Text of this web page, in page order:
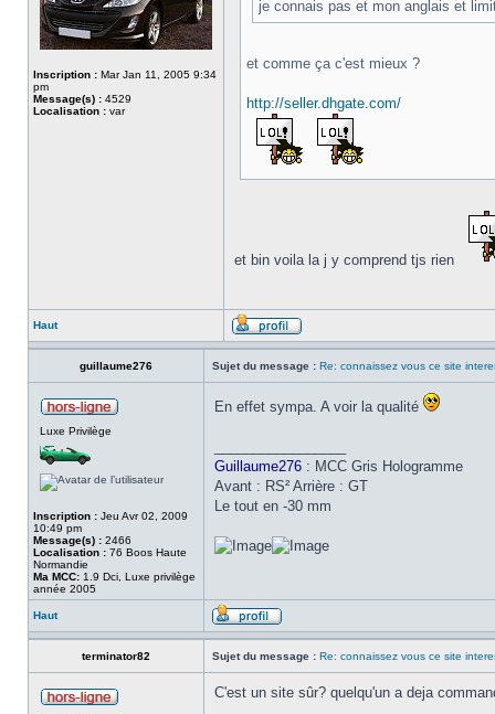
Inscription : Mar Jan 11, 2005 9:34
pm
Message(s) : 4529
Localisation : var
je connais pas et mon anglais et
et comme ça c'est mieux ?
http://seller.dhgate.com/
et bin voila la j y comprend tjs rien
Haut
guillaume276 Sujet du message : Re: connaissez vous ce site
Luxe Privilège
Inscription : Jeu Avr 02, 2009
10:49 pm
Message(s) : 2466
Localisation : 76 Boos Haute
Normandie
Ma MCC: 1.9 Dci, Luxe privilège
année 2005
En effet sympa. A voir la qualité
Guillaume276 : MCC Gris Hologramme
Avant : RS² Arrière : GT
Le tout en -30 mm
Haut
terminator82 Sujet du message : Re: connaissez vous ce site
C'est un site sûr? quelqu'un a deja